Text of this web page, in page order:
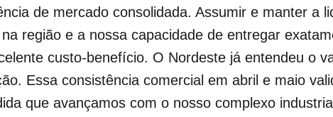
de mercado consolidada. Assumir e manter a
região e a nossa capacidade de entregar
custo-benefício. O Nordeste já entendeu o
Essa consistência comercial em abril e maio
que avançamos com o nosso complexo